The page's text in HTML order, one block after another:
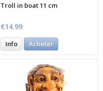
Troll in boat 11 cm
€14.99
Info Acheter